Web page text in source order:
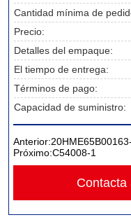
Cantidad mínima de
Precio:
Detalles del empaque:
El tiempo de entrega:
Términos de pago:
Capacidad de suministro:
Anterior:
Próximo:C54008-1
Contacta